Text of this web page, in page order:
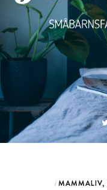
i MAMMALIV,